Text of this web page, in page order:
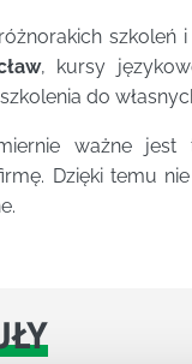
szkoleń
, kursy
do
ważne jest
Dzięki temu